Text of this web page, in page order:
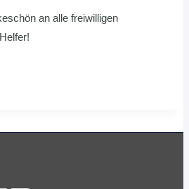
an alle freiwilligen